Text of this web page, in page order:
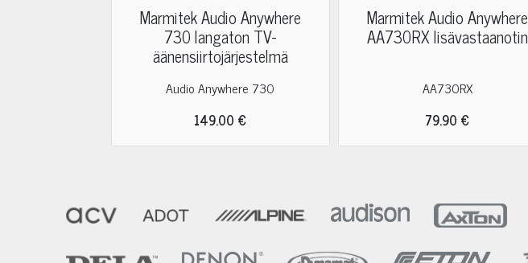
Marmitek Audio Anywhere
730 langaton TV-
äänensiirtojärjestelmä
Audio Anywhere 730
149.00 €
Marmitek Audio Anywhere
AA730RX lisävastaanotin
AA730RX
79.90 €